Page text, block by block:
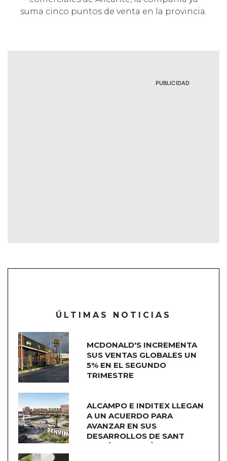
suma cinco puntos de venta en la provincia.
PUBLICIDAD
ÚLTIMAS NOTICIAS
MCDONALD'S INCREMENTA
SUS VENTAS GLOBALES UN
5% EN EL SEGUNDO
TRIMESTRE
ALCAMPO E INDITEX LLEGAN
A UN ACUERDO PARA
AVANZAR EN SUS
DESARROLLOS DE SANT
ADRIÁN DE BESÒS